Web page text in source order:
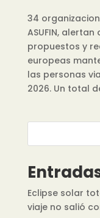
34
ASUFIN,
propuestos y
europeas
las personas
2026. Un total
Eclipse solar
viaje no salió